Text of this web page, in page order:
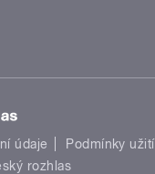
údaje Podmínky užití
rozhlas